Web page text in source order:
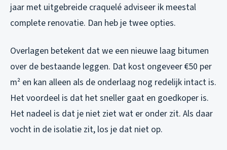
jaar met uitgebreide craquelé adviseer ik meestal
complete renovatie. Dan heb je twee opties.
Overlagen betekent dat we een nieuwe laag bitumen
over de bestaande leggen. Dat kost ongeveer €50 per
m² en kan alleen als de onderlaag nog redelijk intact is.
Het voordeel is dat het sneller gaat en goedkoper is.
Het nadeel is dat je niet ziet wat er onder zit. Als daar
vocht in de isolatie zit, los je dat niet op.